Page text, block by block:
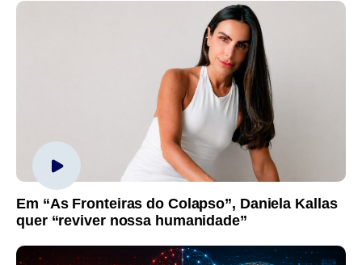
Em “As Fronteiras do Colapso”, Daniela Kallas
quer “reviver nossa humanidade”